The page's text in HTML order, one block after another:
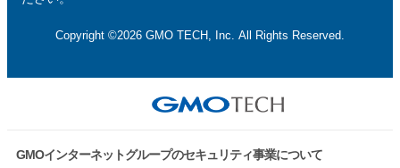
Copyright ©2026 GMO TECH, Inc. All Rights Reserved.
GMOインターネットグループのセキュリティ事業について